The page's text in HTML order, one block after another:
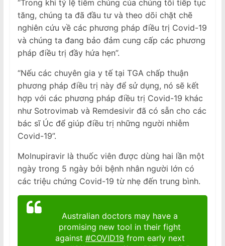
“Trong khi tỷ lệ tiêm chủng của chúng tôi tiếp tục
tăng, chúng ta đã đầu tư và theo dõi chặt chẽ
nghiên cứu về các phương pháp điều trị Covid-19
và chúng ta đang bảo đảm cung cấp các phương
pháp điều trị đầy hứa hẹn”.
“Nếu các chuyên gia y tế tại TGA chấp thuận
phương pháp điều trị này để sử dụng, nó sẽ kết
hợp với các phương pháp điều trị Covid-19 khác
như Sotrovimab và Remdesivir đã có sẵn cho các
bác sĩ Úc để giúp điều trị những người nhiễm
Covid-19”.
Molnupiravir là thuốc viên được dùng hai lần một
ngày trong 5 ngày bởi bệnh nhân người lớn có
các triệu chứng Covid-19 từ nhẹ đến trung bình.
Australian doctors may have a
promising new tool in their fight
against #COVID19 from early next